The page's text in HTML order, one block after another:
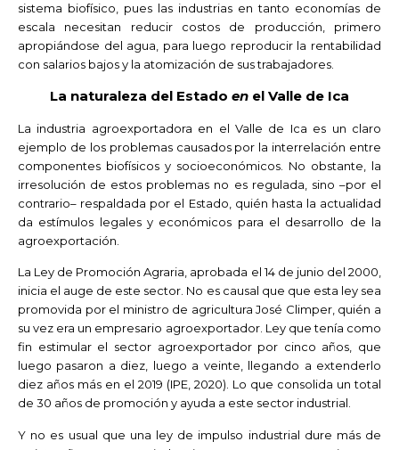
sistema biofísico, pues las industrias en tanto economías de
escala necesitan reducir costos de producción, primero
apropiándose del agua, para luego reproducir la rentabilidad
con salarios bajos y la atomización de sus trabajadores.
La naturaleza del Estado en el Valle de Ica
La industria agroexportadora en el Valle de Ica es un claro
ejemplo de los problemas causados por la interrelación entre
componentes biofísicos y socioeconómicos. No obstante, la
irresolución de estos problemas no es regulada, sino –por el
contrario– respaldada por el Estado, quién hasta la actualidad
da estímulos legales y económicos para el desarrollo de la
agroexportación.
La Ley de Promoción Agraria, aprobada el 14 de junio del 2000,
inicia el auge de este sector. No es causal que que esta ley sea
promovida por el ministro de agricultura José Climper, quién a
su vez era un empresario agroexportador. Ley que tenía como
fin estimular el sector agroexportador por cinco años, que
luego pasaron a diez, luego a veinte, llegando a extenderlo
diez años más en el 2019 (IPE, 2020). Lo que consolida un total
de 30 años de promoción y ayuda a este sector industrial.
Y no es usual que una ley de impulso industrial dure más de